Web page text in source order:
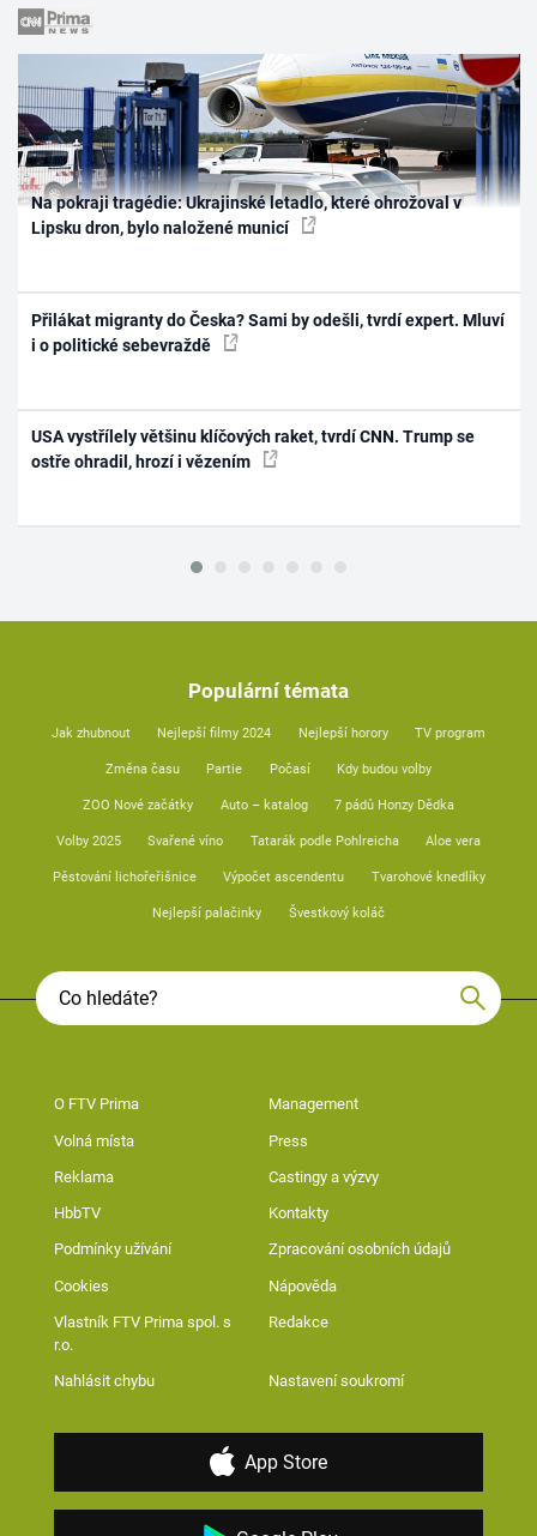
Na pokraji tragédie: Ukrajinské letadlo, které ohrožoval v
Lipsku dron, bylo naložené municí
Přilákat migranty do Česka? Sami by odešli, tvrdí expert. Mluví
i o politické sebevraždě
USA vystřílely většinu klíčových raket, tvrdí CNN. Trump se
ostře ohradil, hrozí i vězením
Populární témata
Jak zhubnout Nejlepší filmy 2024 Nejlepší horory TV program
Změna času Partie Počasí Kdy budou volby
ZOO Nové začátky Auto – katalog 7 pádů Honzy Dědka
Volby 2025 Svařené víno Tatarák podle Pohlreicha Aloe vera
Pěstování lichořeřišnice Výpočet ascendentu Tvarohové knedlíky
Nejlepší palačinky Švestkový koláč
O FTV Prima Management
Volná místa Press
Reklama Castingy a výzvy
HbbTV Kontakty
Podmínky užívání Zpracování osobních údajů
Cookies Nápověda
Vlastník FTV Prima spol. s
r.o.
Redakce
Nahlásit chybu Nastavení soukromí
App Store